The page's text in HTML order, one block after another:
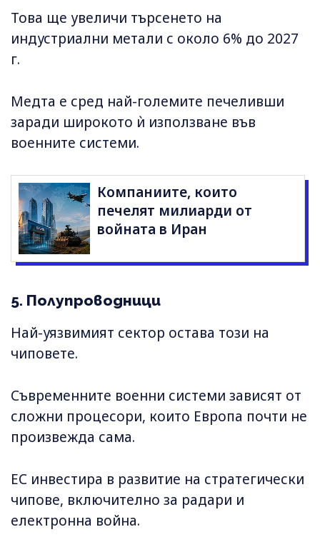
Това ще увеличи търсенето на
индустриални метали с около 6% до 2027
г.
Медта е сред най-големите печеливши
заради широкото ѝ използване във
военните системи.
Компаниите, които
печелят милиарди от
войната в Иран
5. Полупроводници
Най-уязвимият сектор остава този на
чиповете.
Съвременните военни системи зависят от
сложни процесори, които Европа почти не
произвежда сама.
ЕС инвестира в развитие на стратегически
чипове, включително за радари и
електронна война.